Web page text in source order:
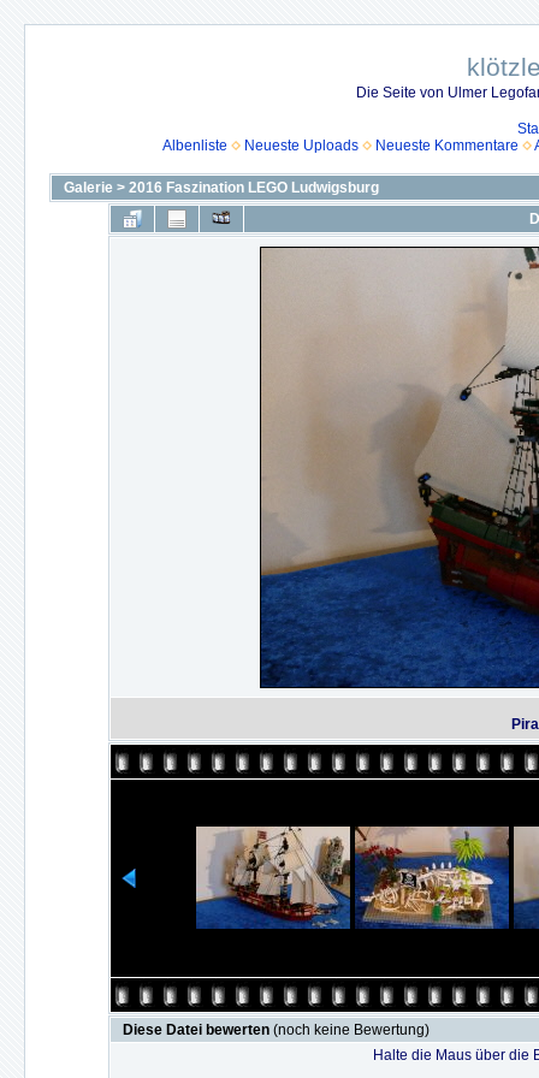
Die Seite von Ulmer
Albenliste
Neueste Uploads Neueste Kommentare
Galerie > 2016 Faszination LEGO Ludwigsburg
Diese Datei bewerten (noch keine Bewertung)
Halte die Maus über die